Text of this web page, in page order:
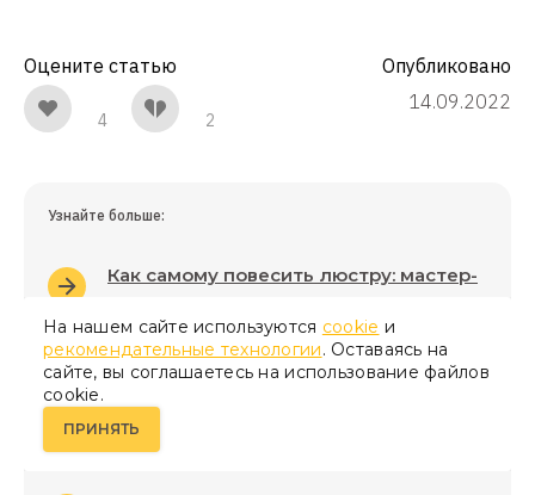
Оцените статью
4 2
Опубликовано
14.09.2022
Узнайте больше:
Как самому повесить люстру: мастер-
Как сделать комфортное и
безопасное освещение в ванной
комнате
На нашем сайте используются cookie и
рекомендательные технологии. Оставаясь на
сайте, вы соглашаетесь на использование файлов
cookie.
ПРИНЯТЬ